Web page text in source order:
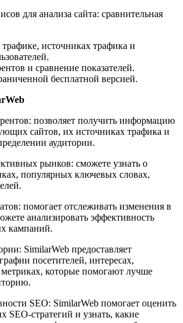
источниках трафика и
и сравнение показателей.
бесплатной версией.
позволяет получить информацию
сайтов, их источниках трафика и
аудитории.
рынков: сможете узнать о
популярных ключевых словах,
помогает отслеживать изменения в
анализировать эффективность
кампаний.
SimilarWeb предоставляет
посетителей, интересах,
которые помогают лучше
SEO: SimilarWeb помогает оценить
SEO-стратегий и узнать, какие